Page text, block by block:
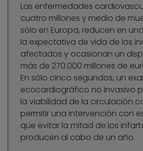
Las enfermedades
cuatro millones y medio de
sólo en Europa, reducen en
la expectativa de vida de los
afectados y ocasionan un
más de 270.000 millones de
En sólo cinco segundos, un
ecocardiográfico no invasivo
la viabilidad de la circulación
permitir una intervención con
que evitar la mitad de los
producen al cabo de un año.